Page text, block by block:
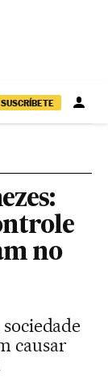
SUSCRÍBETE
no
causar